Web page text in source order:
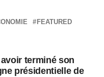
FEATURED
terminé son
présidentielle de